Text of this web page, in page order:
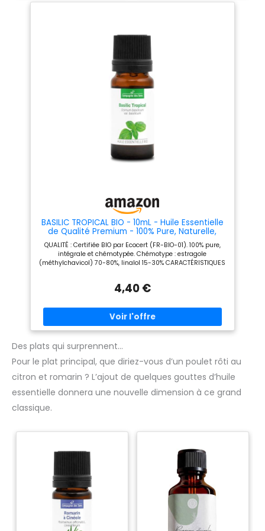
d'excellence : Produit issu de
l'agriculture biologique certifié
par Ecocert répondant aux
critères stricts de la norme
d'emploi optimale Format
pratique : Flacon compact de
Chromatographie vérifiée pour
pureté absolue sans mélange
BASILIC TROPICAL BIO - 10mL - Huile Essentielle
de Qualité Premium - 100% Pure, Naturelle,
Garantie ChromaCert - Chémotypée et
Intégrale - La Compagnie des Sens
QUALITÉ : Certifiée BIO par Ecocert (FR-BIO-01). 100% pure,
intégrale et chémotypée. Chémotype : estragole
(méthylchavicol) 70-80%, linalol 15-30% CARACTÉRISTIQUES
olfactives : fraîche, anisée, épicée CONDITIONNEMENT :
précis et sans gaspillage. Livré sans suremballage, dans
une démarche écoresponsable NOS GARANTIES : Garantie
ChromaCert : chaque lot dispose d'un bulletin d'analyse en
ligne, disponible sur notre site. Sélection, contrôle qualité et
conditionnement réalisés à Lyon LA COMPAGNIE DES SENS :
Marque française spécialisée en aromathérapie et
phytothérapie depuis 2013. Produits BIO sélectionnés par
nos experts en aromathérapie
4,40 €
Des plats qui surprennent…
Pour le plat principal, que diriez-vous d’un poulet rôti au
citron et romarin ? L’ajout de quelques gouttes d’huile
essentielle donnera une nouvelle dimension à ce grand
classique.